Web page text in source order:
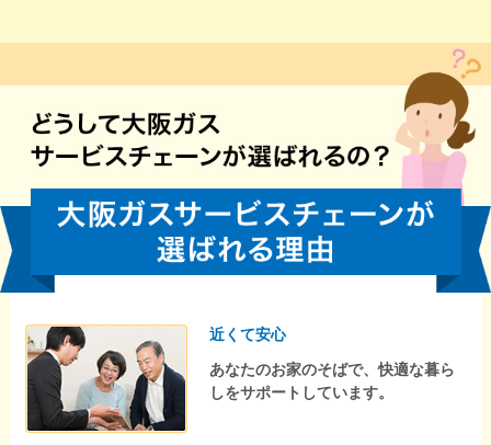
近くて安心
あなたのお家のそばで、快適な暮ら
しをサポートしています。